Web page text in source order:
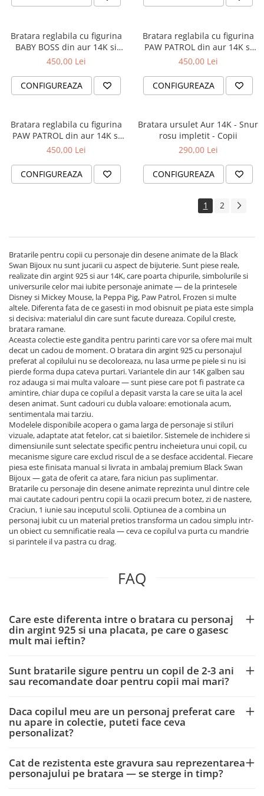
Bratara reglabila cu figurina
BABY BOSS din aur 14K si
bilute din aur 2.5 mm
450,00 Lei
CONFIGUREAZA
Bratara reglabila cu figurina
PAW PATROL din aur 14K si
bilute din aur 2.5 mm
450,00 Lei
CONFIGUREAZA
Bratara reglabila cu figurina
PAW PATROL din aur 14K si
bilute din aur 2.5 mm
450,00 Lei
CONFIGUREAZA
Bratara ursulet Aur 14K - Snur
rosu impletit - Copii
290,00 Lei
CONFIGUREAZA
1 2
Bratarile pentru copii cu personaje din desene animate de la Black
Swan Bijoux nu sunt jucarii cu aspect de bijuterie. Sunt piese reale,
realizate din argint 925 si aur 14K, care poarta chipurile, simbolurile si
universurile celor mai iubite personaje animate — de la printesele
Disney si Mickey Mouse, la Peppa Pig, Paw Patrol, Frozen si multe
altele. Diferenta fata de ce gasesti in mod obisnuit pe piata este simpla
si decisiva: materialul din care sunt facute dureaza. Copilul creste,
bratara ramane.
Aceasta colectie este gandita pentru parinti care vor sa ofere mai mult
decat un cadou de moment. O bratara din argint 925 cu personajul
preferat al copilului nu se decoloreaza, nu lasa urme pe piele si nu isi
pierde forma dupa cateva purtari. Variantele din aur 14K galben sau
roz adauga si mai multa valoare — sunt piese care pot fi pastrate ca
amintire, chiar dupa ce copilul a depasit varsta la care se uita la acel
desen animat. Sunt cadouri cu dubla valoare: emotionala acum,
sentimentala mai tarziu.
Modelele disponibile acopera o gama larga de personaje si stiluri
vizuale, adaptate atat fetelor, cat si baietilor. Sistemele de inchidere si
dimensiunile sunt selectate specific pentru incheietura unui copil, cu
mecanisme sigure care exclud riscul de a se desface accidental. Fiecare
piesa este finisata manual si livrata in ambalaj premium Black Swan
Bijoux — gata de oferit ca atare, fara niciun pas suplimentar.
Bratarile cu personaje din desene animate reprezinta unul dintre cele
mai cautate cadouri pentru copii la ocazii precum botez, zi de nastere,
Craciun, 1 iunie sau inceputul scolii. Optiunea de a combina un
personaj iubit cu un material pretios transforma un cadou simplu intr-
un obiect cu semnificatie reala — ceva ce copilul va purta cu mandrie
si parintele il va pastra cu drag.
FAQ
Care este diferenta intre o bratara cu personaj
din argint 925 si una placata, pe care o gasesc
mult mai ieftin?
Sunt bratarile sigure pentru un copil de 2-3 ani
sau recomandate doar pentru copii mai mari?
Daca copilul meu are un personaj preferat care
nu apare in colectie, puteti face ceva
personalizat?
Cat de rezistenta este gravura sau reprezentarea
personajului pe bratara — se sterge in timp?